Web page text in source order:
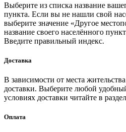
Выберите из списка название
пункта. Если вы не нашли свой
выберите значение «Другое
название своего населённого
Введите правильный индекс.
Доставка
В зависимости от места
доставки. Выберите любой
условиях доставки читайте в
Оплата